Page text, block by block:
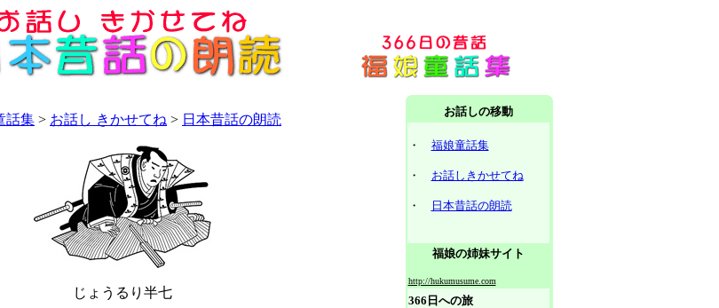
話集 > お話し きかせてね > 日本昔話の朗読
じょうるり半七
お話しの移動
・ 福娘童話集
・ お話しきかせてね
・ 日本昔話の朗読
福娘の姉妹サイト
http://hukumusume.com
366日への旅